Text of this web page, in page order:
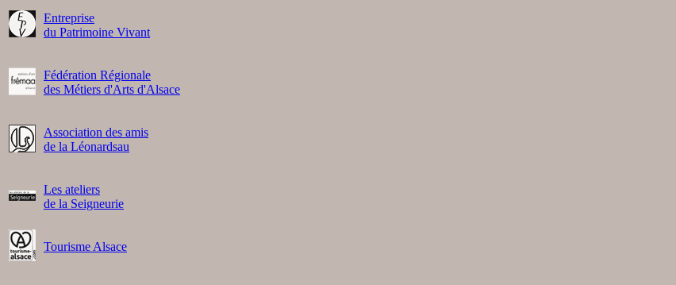
Entreprise
du Patrimoine Vivant
Fédération Régionale
des Métiers d'Arts d'Alsace
Association des amis
de la Léonardsau
Les ateliers
de la Seigneurie
Tourisme Alsace